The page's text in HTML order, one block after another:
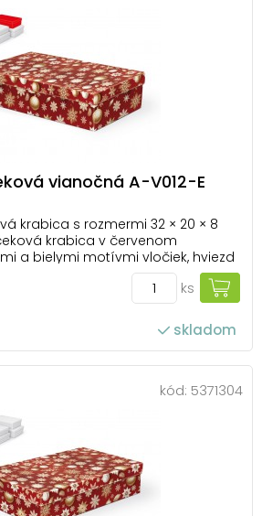
vianočná A-V012-E
krabica s rozmermi 32 × 20 × 8
krabica v červenom
a bielymi motívmi vločiek, hviezd
a praktickým riešením na
prekvapení. Jej výrazný dizajn
atmosféru a dodá vašim
ks
skladom
kód: 5371304